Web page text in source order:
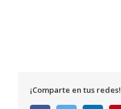
¡Comparte en tus redes!